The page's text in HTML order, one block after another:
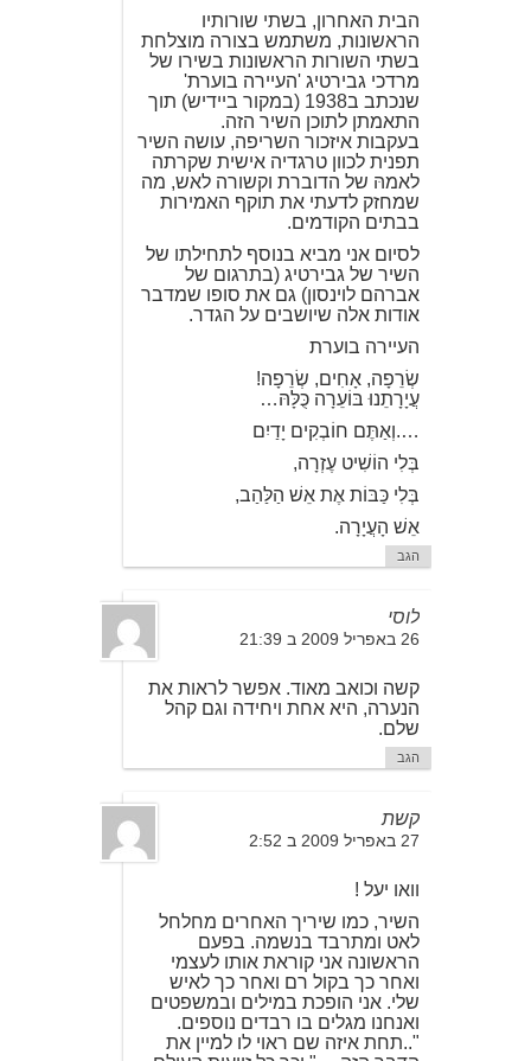
הבית האחרון, בשתי שורותיו
הראשונות, משתמש בצורה מוצלחת
בשתי השורות הראשונות בשירו של
מרדכי גבירטיג 'העיירה בוערת'
שנכתב ב1938 (במקור ביידיש) תוך
התאמתן לתוכן השיר הזה.
בעקבות איזכור השריפה, עושה השיר
תפנית לכוון טרגדיה אישית שקרתה
לאמהּ של הדוברת וקשורה לאש, מה
שמחזק לדעתי את תוקף האמירות
בבתים הקודמים.
לסיום אני מביא בנוסף לתחילתו של
השיר של גבירטיג (בתרגום של
אברהם לוינסון) גם את סופו שמדבר
אודות אלה שיושבים על הגדר.
העיירה בוערת
שְׂרֵפָה, אָחִים, שְׂרֵפָה!
עֲיָרָתֵנוּ בּוֹעֵרָה כֻּלָּהּ…
….וְאַתֶּם חוֹבְקִים יָדַיִם
בְּלִי הוֹשִׁיט עֶזְרָה,
בְּלִי כַּבּוֹת אֶת אֵשׁ הַלַּהַב,
אֵשׁ הָעֲיָרָה.
הגב
לוסי
26 באפריל 2009 ב 21:39
קשה וכואב מאוד. אפשר לראות את
הנערה, היא אחת ויחידה וגם קהל
שלם.
הגב
קשת
27 באפריל 2009 ב 2:52
וואו יעל !
השיר, כמו שיריך האחרים מחלחל
לאט ומתרבד בנשמה. בפעם
הראשונה אני קוראת אותו לעצמי
ואחר כך בקול רם ואחר כך לאיש
שלי. אני הופכת במילים ובמשפטים
ואנחנו מגלים בו רבדים נוספים.
"..תחת איזה שם ראוי לו למיין את